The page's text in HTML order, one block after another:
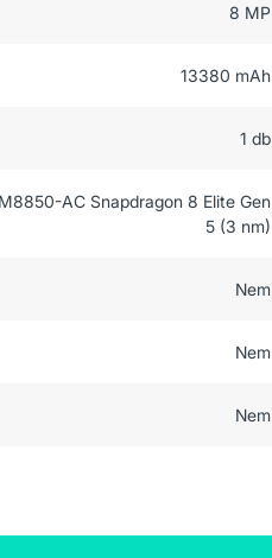
8 MP
13380 mAh
1 db
AC Snapdragon 8 Elite Gen
5 (3 nm)
Nem
Nem
Nem